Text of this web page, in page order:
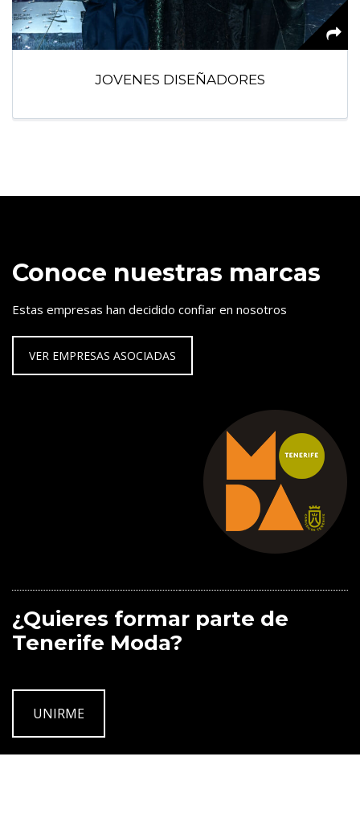
JOVENES DISEÑADORES
Conoce nuestras marcas
Estas empresas han decidido confiar en nosotros
VER EMPRESAS ASOCIADAS
¿Quieres formar parte de
Tenerife Moda?
UNIRME